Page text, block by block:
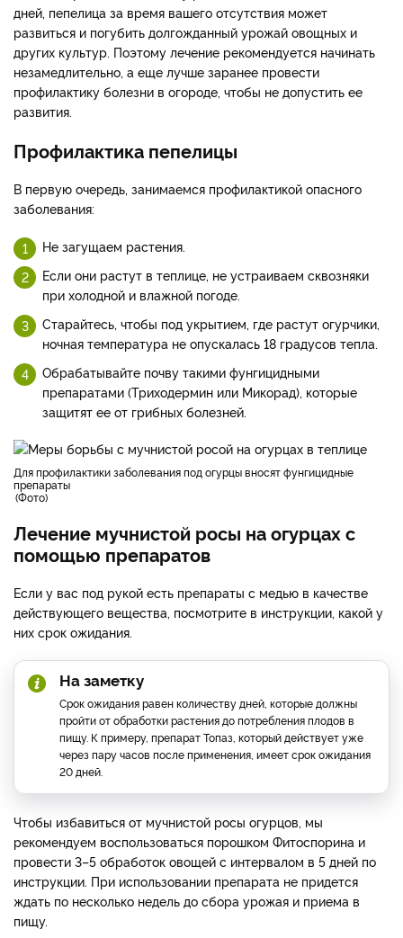
дней, пепелица за время вашего отсутствия может
развиться и погубить долгожданный урожай овощных и
других культур. Поэтому лечение рекомендуется начинать
незамедлительно, а еще лучше заранее провести
профилактику болезни в огороде, чтобы не допустить ее
развития.
Профилактика пепелицы
В первую очередь, занимаемся профилактикой опасного
заболевания:
Не загущаем растения.
Если они растут в теплице, не устраиваем сквозняки
при холодной и влажной погоде.
Старайтесь, чтобы под укрытием, где растут огурчики,
ночная температура не опускалась 18 градусов тепла.
Обрабатывайте почву такими фунгицидными
препаратами (Триходермин или Микорад), которые
защитят ее от грибных болезней.
для профилактики заболевания под огурцы вносят фунгицидные
препараты
Фото
Лечение мучнистой росы на огурцах с
помощью препаратов
Если у вас под рукой есть препараты с медью в качестве
действующего вещества, посмотрите в инструкции, какой у
них срок ожидания.
На заметку
Срок ожидания равен количеству дней, которые должны
пройти от обработки растения до потребления плодов в
пищу. К примеру, препарат Топаз, который действует уже
через пару часов после применения, имеет срок ожидания
20 дней.
Чтобы избавиться от мучнистой росы огурцов, мы
рекомендуем воспользоваться порошком Фитоспорина и
провести 3–5 обработок овощей с интервалом в 5 дней по
инструкции. При использовании препарата не придется
ждать по несколько недель до сбора урожая и приема в
пищу.